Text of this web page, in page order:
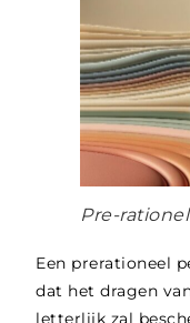
Pre-
Een prerationeel
dat het dragen
letterlijk zal